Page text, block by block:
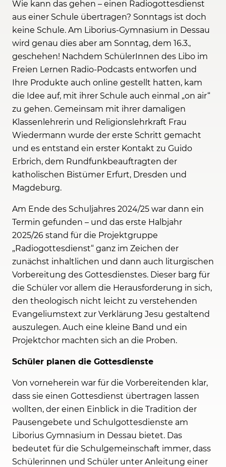
Wie kann das gehen – einen Radiogottesdienst
aus einer Schule übertragen? Sonntags ist doch
keine Schule. Am Liborius-Gymnasium in Dessau
wird genau dies aber am Sonntag, dem 16.3.,
geschehen! Nachdem SchülerInnen des Libo im
Freien Lernen Radio-Podcasts entworfen und
Ihre Produkte auch online gestellt hatten, kam
die Idee auf, mit ihrer Schule auch einmal „on air“
zu gehen. Gemeinsam mit ihrer damaligen
Klassenlehrerin und Religionslehrkraft Frau
Wiedermann wurde der erste Schritt gemacht
und es entstand ein erster Kontakt zu Guido
Erbrich, dem Rundfunkbeauftragten der
katholischen Bistümer Erfurt, Dresden und
Magdeburg.
Am Ende des Schuljahres 2024/25 war dann ein
Termin gefunden – und das erste Halbjahr
2025/26 stand für die Projektgruppe
„Radiogottesdienst“ ganz im Zeichen der
zunächst inhaltlichen und dann auch liturgischen
Vorbereitung des Gottesdienstes. Dieser barg für
die Schüler vor allem die Herausforderung in sich,
den theologisch nicht leicht zu verstehenden
Evangeliumstext zur Verklärung Jesu gestaltend
auszulegen. Auch eine kleine Band und ein
Projektchor machten sich an die Proben.
Schüler planen die Gottesdienste
Von vorneherein war für die Vorbereitenden klar,
dass sie einen Gottesdienst übertragen lassen
wollten, der einen Einblick in die Tradition der
Pausengebete und Schulgottesdienste am
Liborius Gymnasium in Dessau bietet. Das
bedeutet für die Schulgemeinschaft immer, dass
Schülerinnen und Schüler unter Anleitung einer